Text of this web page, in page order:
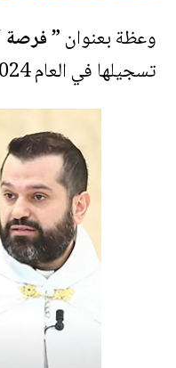
وعظة بعنوان” فرصة
تسجيلها في العام 2024.